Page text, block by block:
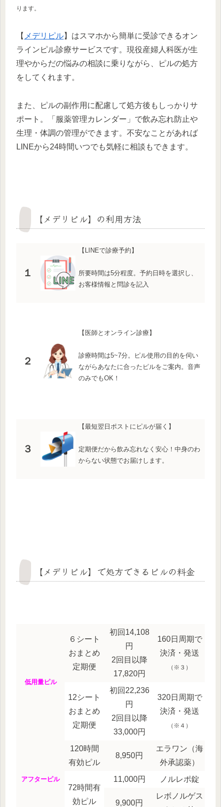
ります。
【 メデリピル】はスマホから簡単に受診できるオン
ラインピル診療サービスです。現役産婦人科医が生
理やからだの悩みの相談に乗りながら、ピルの処方
をしてくれます。
また、ピルの副作用に配慮して処方後もしっかりサ
ポート。「服薬管理カレンダー」で飲み忘れ防止や
生理・体調の管理ができます。不安なことがあれば
LINEから24時間いつでも気軽に相談もできます。
【メデリピル】の利用方法
１
【LINEで診療予約】
所要時間は5分程度。予約日時を選択し、
お客様情報と問診を記入
２
【医師とオンライン診療】
診療時間は5~7分。ピル使用の目的を伺い
ながらあなたに合ったピルをご案内。音声
のみでもOK！
３
【最短翌日ポストにピルが届く】
定期便だから飲み忘れなく安心！中身のわ
からない状態でお届けします。
【メデリピル】で処方できるピルの料金
低用量ピル
６シート
おまとめ
定期便
初回14,108
円
2回目以降
17,820円
160日周期で
決済・発送
（※３）
12シート
おまとめ
定期便
初回22,236
円
2回目以降
33,000円
320日周期で
決済・発送
（※４）
アフターピル
120時間
有効ピル
8,950円
エラワン（海
外承認薬）
72時間有
効ピル
11,000円 ノルレポ錠
9,900円
レボノルゲス